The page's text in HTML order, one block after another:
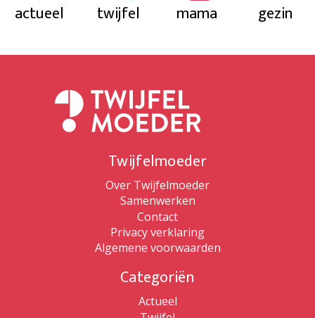
actueel twijfel mama gezin
Twijfelmoeder
Over Twijfelmoeder
Samenwerken
Contact
Privacy verklaring
Algemene voorwaarden
Categoriën
Actueel